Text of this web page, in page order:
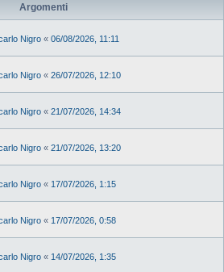
Argomenti
Nigro « 06/08/2026, 11:11
Nigro « 26/07/2026, 12:10
Nigro « 21/07/2026, 14:34
Nigro « 21/07/2026, 13:20
Nigro « 17/07/2026, 1:15
Nigro « 17/07/2026, 0:58
Nigro « 14/07/2026, 1:35